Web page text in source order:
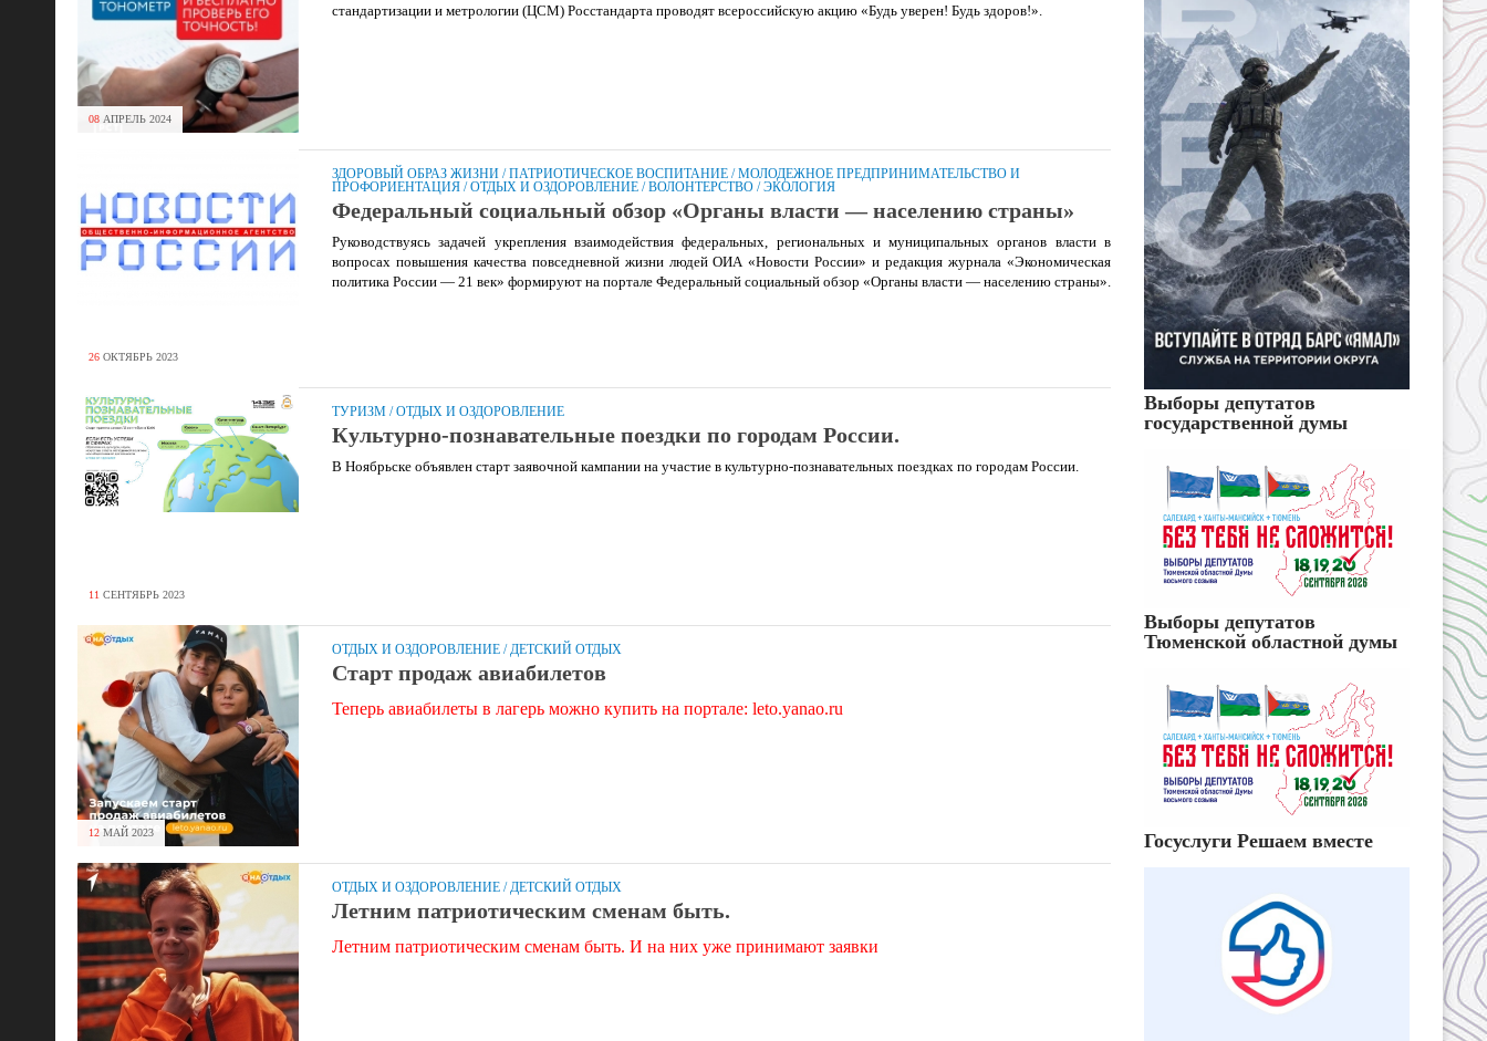
08 АПРЕЛЬ 2024
стандартизации и метрологии (ЦСМ) Росстандарта проводят всероссийскую акцию «Будь уверен! Будь здоров!».
26 ОКТЯБРЬ 2023
ЗДОРОВЫЙ ОБРАЗ ЖИЗНИ /ПАТРИОТИЧЕСКОЕ ВОСПИТАНИЕ /МОЛОДЕЖНОЕ ПРЕДПРИНИМАТЕЛЬСТВО И
ПРОФОРИЕНТАЦИЯ /ОТДЫХ И ОЗДОРОВЛЕНИЕ /ВОЛОНТЕРСТВО /ЭКОЛОГИЯ
Федеральный социальный обзор «Органы власти — населению страны»
Руководствуясь задачей укрепления взаимодействия федеральных, региональных и муниципальных органов власти в
вопросах повышения качества повседневной жизни людей ОИА «Новости России» и редакция журнала «Экономическая
политика России — 21 век» формируют на портале Федеральный социальный обзор «Органы власти — населению страны».
11 СЕНТЯБРЬ 2023
ТУРИЗМ /ОТДЫХ И ОЗДОРОВЛЕНИЕ
Культурно-познавательные поездки по городам России.
В Ноябрьске объявлен старт заявочной кампании на участие в культурно-познавательных поездках по городам России.
12 МАЙ 2023
ОТДЫХ И ОЗДОРОВЛЕНИЕ /ДЕТСКИЙ ОТДЫХ
Старт продаж авиабилетов
Теперь авиабилеты в лагерь можно купить на портале: leto.yanao.ru
ОТДЫХ И ОЗДОРОВЛЕНИЕ /ДЕТСКИЙ ОТДЫХ
Летним патриотическим сменам быть.
Летним патриотическим сменам быть. И на них уже принимают заявки
Выборы депутатов
государственной думы
Выборы депутатов
Тюменской областной думы
Госуслуги Решаем вместе